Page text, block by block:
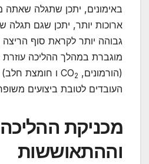
באימונים, יתכן שתגלה שאתה
ארוכות יותר, יתכן שגם תגלה
גבוהה יותר לקראת סוף
מוגברת במהלך ההליכה עוזרת
(הורמונים, CO 2
ו חומצת חלב)
העובדים לטובת ביצועים
מכניקת ההליכה
וההתאוששות